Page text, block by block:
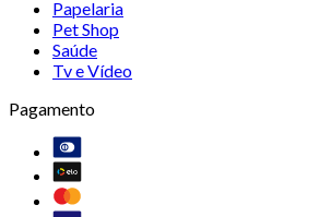
Papelaria
Pet Shop
Saúde
Tv e Vídeo
Pagamento